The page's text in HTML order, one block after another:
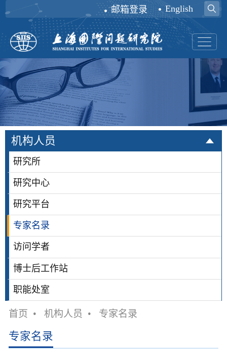
邮箱登录 English
机构人员
研究所
研究中心
研究平台
专家名录
访问学者
博士后工作站
职能处室
首页 • 机构人员 • 专家名录
专家名录